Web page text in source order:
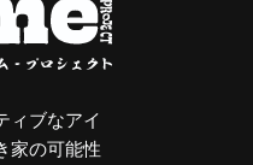
ィブなアイ
家の可能性